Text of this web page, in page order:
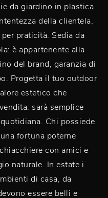
da giardino in plastica
della clientela,
praticità. Sedia da
è appartenente alla
del brand, garanzia di
Progetta il tuo outdoor
estetico che
sarà semplice
Chi possiede
fortuna poterne
con amici e
naturale. In estate i
di casa, da
essere belli e